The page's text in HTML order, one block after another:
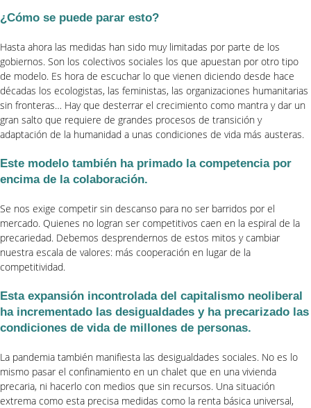
¿Cómo se puede parar esto?
Hasta ahora las medidas han sido muy limitadas por parte de los
gobiernos. Son los colectivos sociales los que apuestan por otro tipo
de modelo. Es hora de escuchar lo que vienen diciendo desde hace
décadas los ecologistas, las feministas, las organizaciones humanitarias
sin fronteras… Hay que desterrar el crecimiento como mantra y dar un
gran salto que requiere de grandes procesos de transición y
adaptación de la humanidad a unas condiciones de vida más austeras.
Este modelo también ha primado la competencia por
encima de la colaboración.
Se nos exige competir sin descanso para no ser barridos por el
mercado. Quienes no logran ser competitivos caen en la espiral de la
precariedad. Debemos desprendernos de estos mitos y cambiar
nuestra escala de valores: más cooperación en lugar de la
competitividad.
Esta expansión incontrolada del capitalismo neoliberal
ha incrementado las desigualdades y ha precarizado las
condiciones de vida de millones de personas.
La pandemia también manifiesta las desigualdades sociales. No es lo
mismo pasar el confinamiento en un chalet que en una vivienda
precaria, ni hacerlo con medios que sin recursos. Una situación
extrema como esta precisa medidas como la renta básica universal,